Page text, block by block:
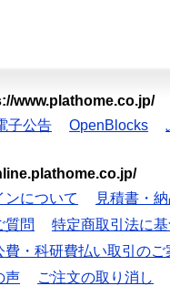
www.plathome.co.jp/
子公告 OpenBlocks
ンについて
見積書・
質問
特定商取引法に
費・科研費払い取引のご
声 ご注文の取り消し